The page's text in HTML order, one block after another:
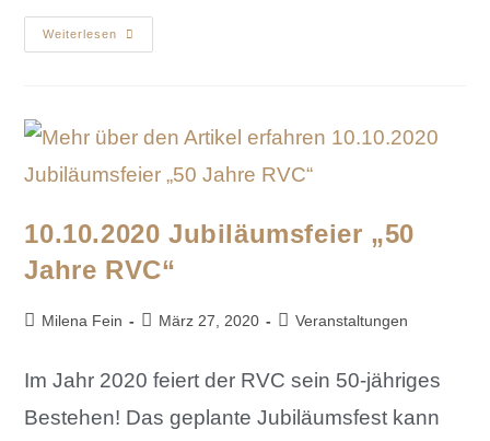
Weiterlesen
10.10.2020 Jubiläumsfeier „50
Jahre RVC“
Milena Fein März 27, 2020 Veranstaltungen
Im Jahr 2020 feiert der RVC sein 50-jähriges
Bestehen! Das geplante Jubiläumsfest kann